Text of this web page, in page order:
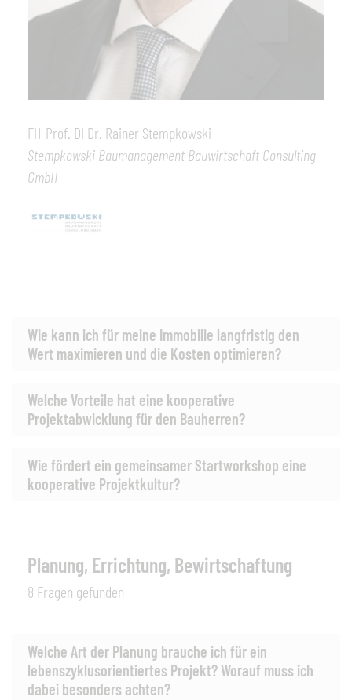
FH-Prof. DI Dr. Rainer Stempkowski
Stempkowski Baumanagement Bauwirtschaft Consulting
GmbH
Wie kann ich für meine Immobilie langfristig den
Wert maximieren und die Kosten optimieren?
Welche Vorteile hat eine kooperative
Projektabwicklung für den Bauherren?
Wie fördert ein gemeinsamer Startworkshop eine
kooperative Projektkultur?
Planung, Errichtung, Bewirtschaftung
8 Fragen gefunden
Welche Art der Planung brauche ich für ein
lebenszyklusorientiertes Projekt? Worauf muss ich
dabei besonders achten?